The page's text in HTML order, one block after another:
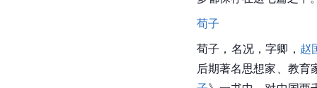
荀子
荀子，名况，字卿， 赵
后期著名思想家、 教育